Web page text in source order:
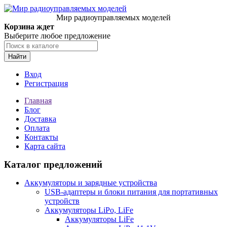
Мир радиоуправляемых моделей
Корзина ждет
Выберите любое предложение
Найти
Вход
Регистрация
Главная
Блог
Доставка
Оплата
Контакты
Карта сайта
Каталог предложений
Аккумуляторы и зарядные устройства
USB-адаптеры и блоки питания для портативных
устройств
Аккумуляторы LiPo, LiFe
Аккумуляторы LiFe